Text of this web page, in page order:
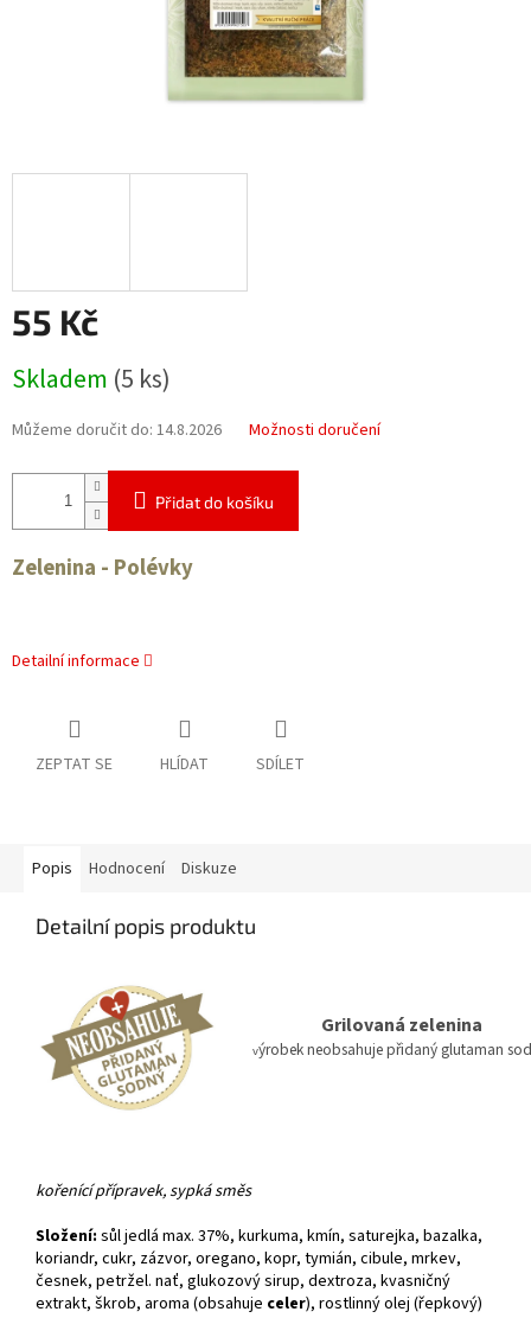
55 Kč
cena:
Skladem (5 ks)
Můžeme doručit do: 14.8.2026 Možnosti doručení
Přidat do košíku
Zelenina - Polévky
Detailní informace
ZEPTAT SE HLÍDAT SDÍLET
Popis Hodnocení Diskuze
Detailní popis produktu
Grilovaná zelenina
výrobek neobsahuje přidaný glutaman
kořenící přípravek, sypká směs
Složení: sůl jedlá max. 37%, kurkuma, kmín, saturejka, bazalka,
koriandr, cukr, zázvor, oregano, kopr, tymián, cibule, mrkev,
česnek, petržel. nať, glukozový sirup, dextroza, kvasničný
extrakt, škrob, aroma (obsahuje celer), rostlinný olej (řepkový)